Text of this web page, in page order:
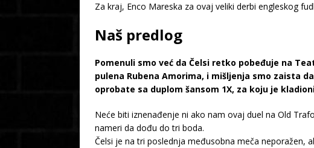
Za kraj, Enco Mareska za ovaj veliki derbi engleskog
Naš predlog
Pomenuli smo već da Čelsi retko pobeđuje na
pulena Rubena Amorima, i mišljenja smo zaista
oprobate sa duplom šansom 1X, za koju je
Neće biti iznenađenje ni ako nam ovaj duel na Old
nameri da dođu do tri boda.
Čelsi je na tri poslednja međusobna meča neporažen,